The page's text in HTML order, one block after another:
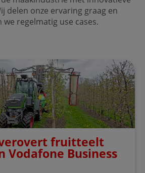
delen onze ervaring graag en
regelmatig use cases.
fruitteelt met IoT van Vodafone
fruitteelt
Vodafone Business